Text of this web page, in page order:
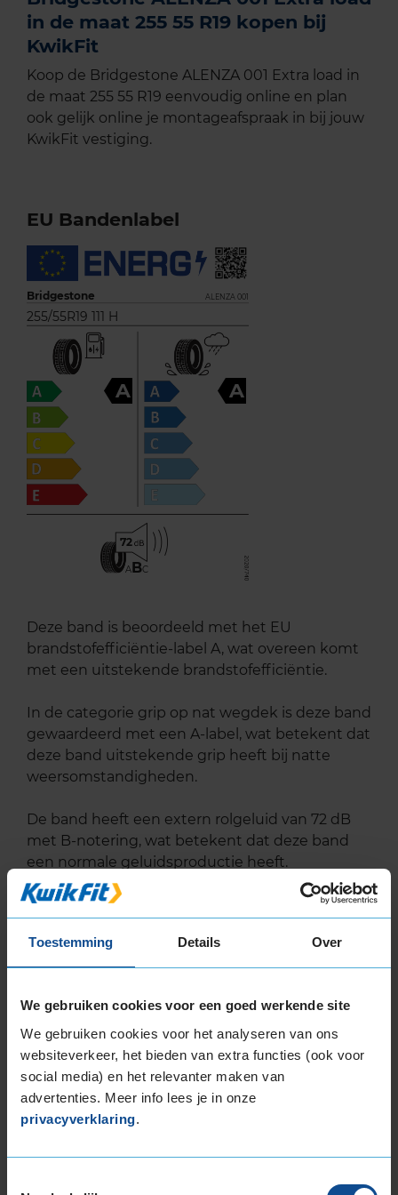
Toestemming Details Over
We gebruiken cookies voor een goed werkende site
We gebruiken cookies voor het analyseren van ons
websiteverkeer, het bieden van extra functies (ook voor
social media) en het relevanter maken van
advertenties. Meer info lees je in onze
privacyverklaring.
in de maat 255 55 R19 kopen bij
KwikFit
Koop de Bridgestone ALENZA 001 Extra load in
de maat 255 55 R19 eenvoudig online en plan
ook gelijk online je montageafspraak in bij jouw
KwikFit vestiging.
EU Bandenlabel
Bridgestone ALENZA 001
255/55R19 111 H
A A
72
ABC
Deze band is beoordeeld met het EU
brandstofefficiëntie-label A, wat overeen komt
met een uitstekende brandstofefficiëntie.
In de categorie grip op nat wegdek is deze band
gewaardeerd met een A-label, wat betekent dat
deze band uitstekende grip heeft bij natte
weersomstandigheden.
De band heeft een extern rolgeluid van 72 dB
met B-notering, wat betekent dat deze band
een normale geluidsproductie heeft.
Wil je nog meer informatie over het
Klantbeoordelingen
7,0 Algemeen
7,0
Geluid
Comfort
7,0